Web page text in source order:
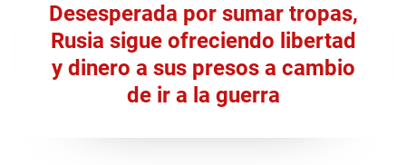
Desesperada por sumar tropas,
Rusia sigue ofreciendo libertad
y dinero a sus presos a cambio
de ir a la guerra